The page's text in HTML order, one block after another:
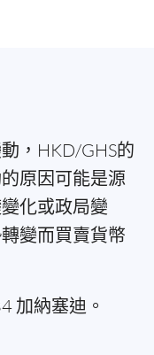
，HKD/GHS的
原因可能是源
化或政局變
變而買賣貨幣
加納塞迪。